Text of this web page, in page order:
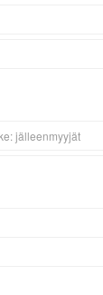
jälleenmyyjät